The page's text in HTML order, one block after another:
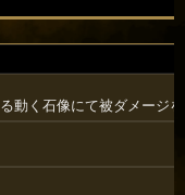
動く石像にて被ダメージ